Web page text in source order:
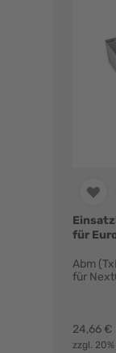
für
Abm
für
24,66 €
zzgl.